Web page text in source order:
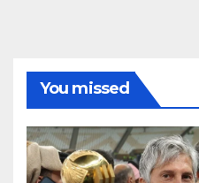
You missed